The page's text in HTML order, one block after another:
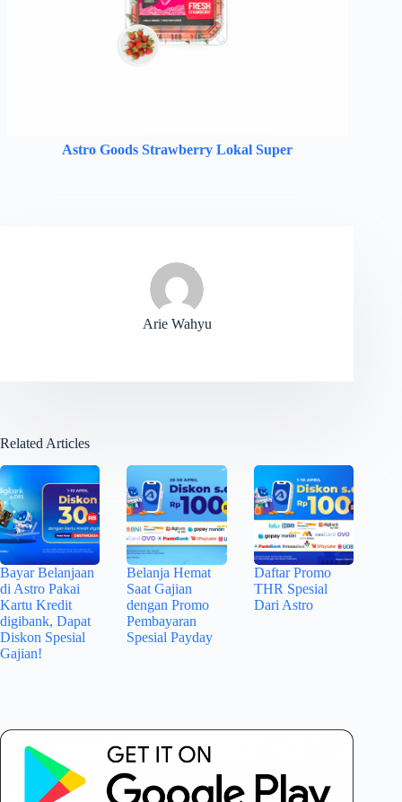
Astro Goods Strawberry Lokal Super
Arie Wahyu
Related Articles
Bayar Belanjaan
di Astro Pakai
Kartu Kredit
digibank, Dapat
Diskon Spesial
Gajian!
Belanja Hemat
Saat Gajian
dengan Promo
Pembayaran
Spesial Payday
Daftar Promo
THR Spesial
Dari Astro